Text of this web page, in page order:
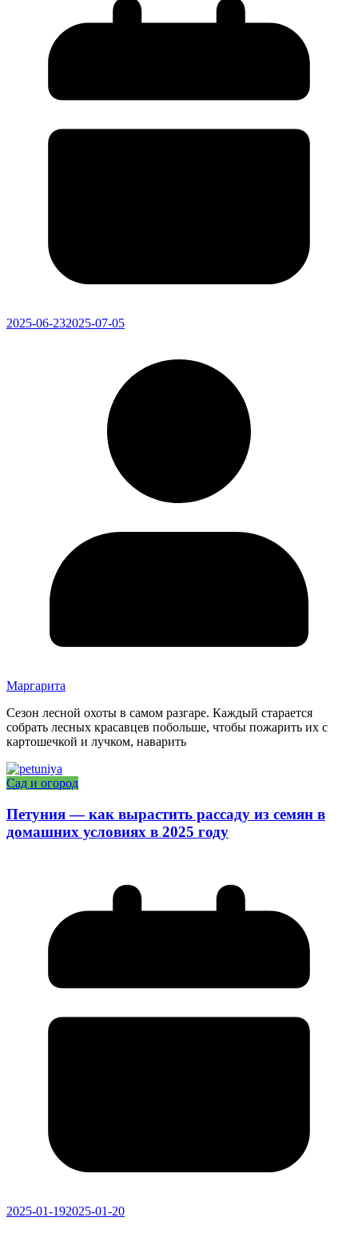
2025-06-232025-07-05
Маргарита
Сезон лесной охоты в самом разгаре. Каждый старается
собрать лесных красавцев побольше, чтобы пожарить их с
картошечкой и лучком, наварить
Сад и огород
Петуния — как вырастить рассаду из семян в
домашних условиях в 2025 году
2025-01-192025-01-20